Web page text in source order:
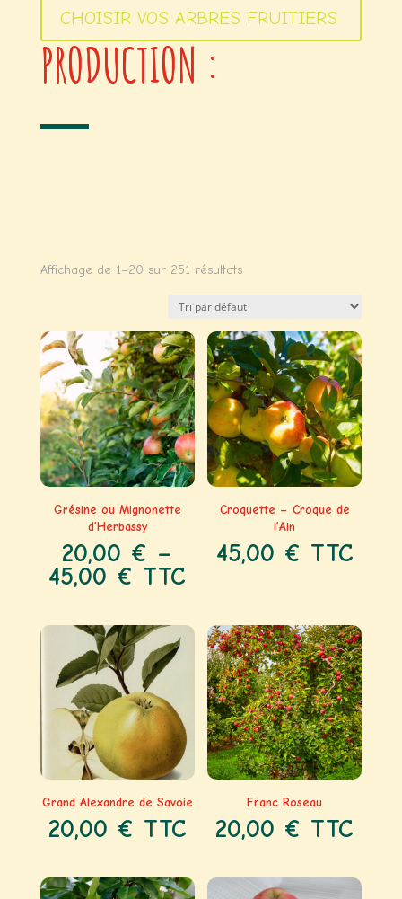
CHOISIR VOS ARBRES FRUITIERS
PRODUCTION :
Affichage de 1–20 sur 251 résultats
Grésine ou Mignonette
d’Herbassy
20,00 € –
45,00 € TTC
Croquette – Croque de
l’Ain
45,00 € TTC
Grand Alexandre de Savoie
20,00 € TTC
Franc Roseau
20,00 € TTC